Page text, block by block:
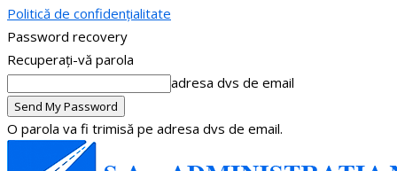
Politică de confidențialitate
Password recovery
Recuperați-vă parola
adresa dvs de email
O parola va fi trimisă pe adresa dvs de email.